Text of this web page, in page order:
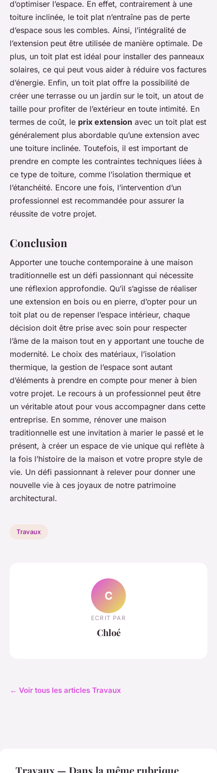
d’optimiser l’espace. En effet, contrairement à une
toiture inclinée, le toit plat n’entraîne pas de perte
d’espace sous les combles. Ainsi, l’intégralité de
l’extension peut être utilisée de manière optimale. De
plus, un toit plat est idéal pour installer des panneaux
solaires, ce qui peut vous aider à réduire vos factures
d’énergie. Enfin, un toit plat offre la possibilité de
créer une terrasse ou un jardin sur le toit, un atout de
taille pour profiter de l’extérieur en toute intimité. En
termes de coût, le prix extension avec un toit plat est
généralement plus abordable qu’une extension avec
une toiture inclinée. Toutefois, il est important de
prendre en compte les contraintes techniques liées à
ce type de toiture, comme l’isolation thermique et
l’étanchéité. Encore une fois, l’intervention d’un
professionnel est recommandée pour assurer la
réussite de votre projet.
Conclusion
Apporter une touche contemporaine à une maison
traditionnelle est un défi passionnant qui nécessite
une réflexion approfondie. Qu’il s’agisse de réaliser
une extension en bois ou en pierre, d’opter pour un
toit plat ou de repenser l’espace intérieur, chaque
décision doit être prise avec soin pour respecter
l’âme de la maison tout en y apportant une touche de
modernité. Le choix des matériaux, l’isolation
thermique, la gestion de l’espace sont autant
d’éléments à prendre en compte pour mener à bien
votre projet. Le recours à un professionnel peut être
un véritable atout pour vous accompagner dans cette
entreprise. En somme, rénover une maison
traditionnelle est une invitation à marier le passé et le
présent, à créer un espace de vie unique qui reflète à
la fois l’histoire de la maison et votre propre style de
vie. Un défi passionnant à relever pour donner une
nouvelle vie à ces joyaux de notre patrimoine
architectural.
Travaux
C
ECRIT PAR
Chloé
← Voir tous les articles Travaux
Travaux — Dans la même rubrique